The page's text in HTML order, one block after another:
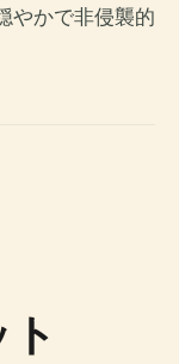
やかで非侵襲的